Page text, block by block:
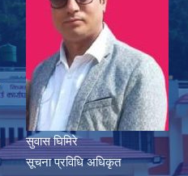
सुवास घिमिरे
सूचना प्रविधि अधिकृत